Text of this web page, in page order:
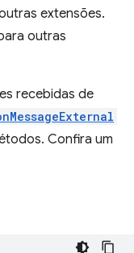
extensões.
outras
recebidas de
Confira um